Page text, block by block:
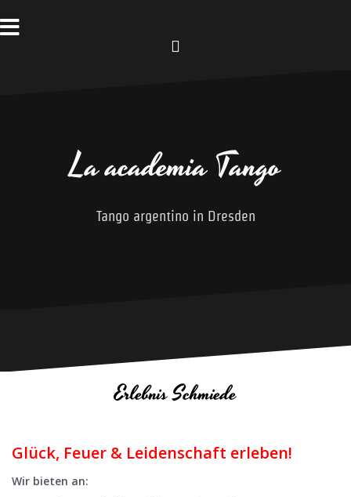
Inhalt
springen
La academia Tango
Tango argentino in Dresden
Erlebnis Schmiede
Glück, Feuer & Leidenschaft erleben!
Wir bieten an: